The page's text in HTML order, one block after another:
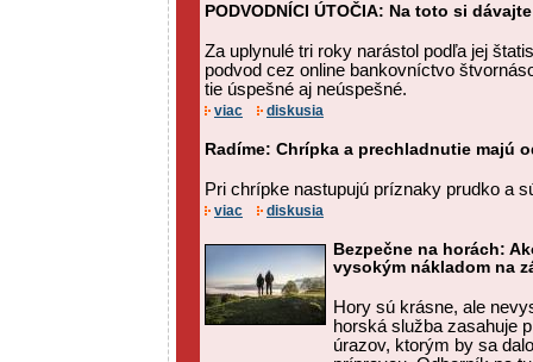
PODVODNÍCI ÚTOČIA: Na toto si
Za uplynulé tri roky narástol podľa jej
podvod cez online bankovníctvo
tie úspešné aj neúspešné.
viac diskusia
Radíme: Chrípka a prechladnutie majú
Pri chrípke nastupujú príznaky prudko a
viac diskusia
Bezpečne na horách:
vysokým nákladom na
Hory sú krásne, ale
horská služba zasahuje
úrazov, ktorým by sa